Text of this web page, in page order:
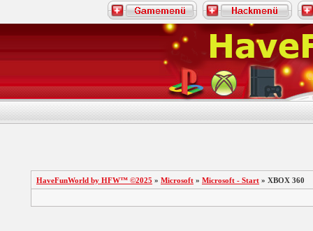
HaveFunWorld by HFW™ ©2025 » Microsoft » Microsoft - Start » XBOX 360